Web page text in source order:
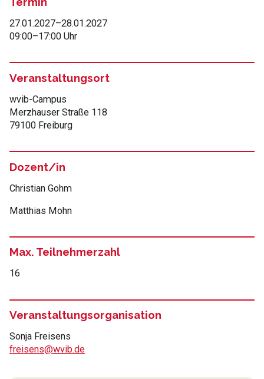
27.01.2027–28.01.2027
09:00–17:00 Uhr
Veranstaltungsort
wvib-Campus
Merzhauser Straße 118
79100 Freiburg
Dozent/in
Christian Gohm
Matthias Mohn
Max. Teilnehmerzahl
16
Veranstaltungsorganisation
Sonja Freisens
freisens@wvib.de